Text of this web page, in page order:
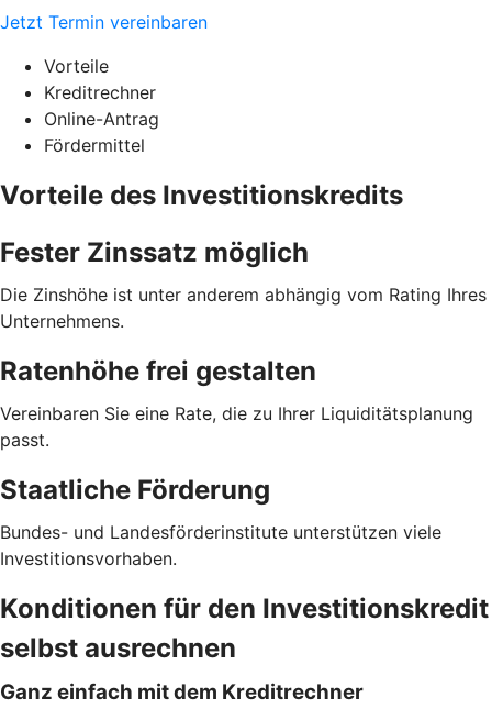
Jetzt Termin vereinbaren
Vorteile
Kreditrechner
Online-Antrag
Fördermittel
Vorteile des Investitionskredits
Fester Zinssatz möglich
Die Zinshöhe ist unter anderem abhängig vom Rating Ihres
Unternehmens.
Ratenhöhe frei gestalten
Vereinbaren Sie eine Rate, die zu Ihrer Liquiditätsplanung
passt.
Staatliche Förderung
Bundes- und Landesförderinstitute unterstützen viele
Investitionsvorhaben.
Konditionen für den Investitionskredit
selbst ausrechnen
Ganz einfach mit dem Kreditrechner